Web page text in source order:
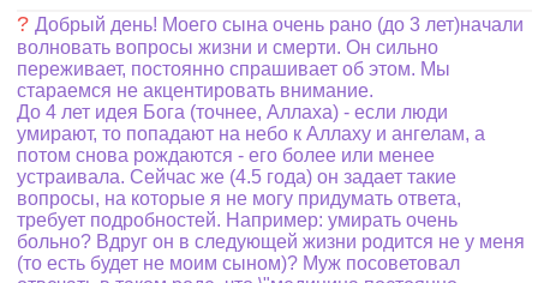
?Добрый день! Моего сына очень рано (до 3 лет)начали
волновать вопросы жизни и смерти. Он сильно
переживает, постоянно спрашивает об этом. Мы
стараемся не акцентировать внимание.
До 4 лет идея Бога (точнее, Аллаха) - если люди
умирают, то попадают на небо к Аллаху и ангелам, а
потом снова рождаются - его более или менее
устраивала. Сейчас же (4.5 года) он задает такие
вопросы, на которые я не могу придумать ответа,
требует подробностей. Например: умирать очень
больно? Вдруг он в следующей жизни родится не у меня
(то есть будет не моим сыном)? Муж посоветовал